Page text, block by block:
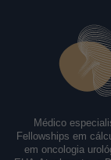
Médico
Fellowships em
em oncologia